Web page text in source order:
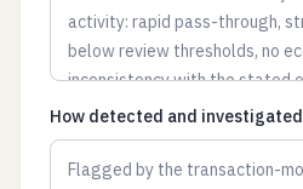
How detected and investigated